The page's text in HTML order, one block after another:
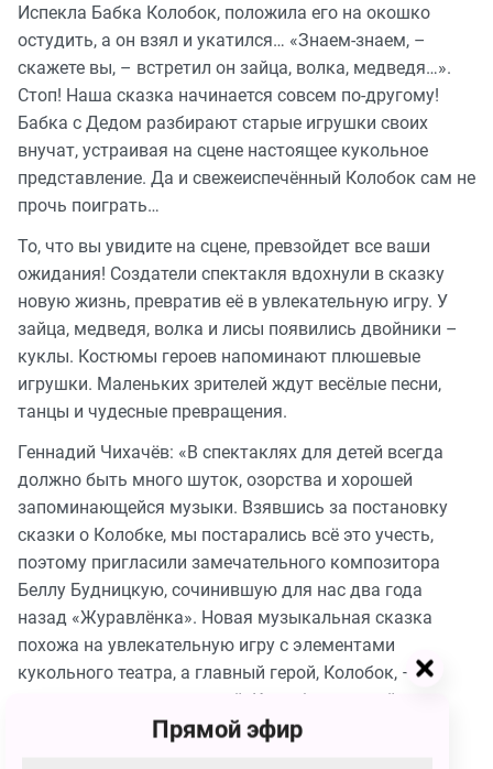
Испекла Бабка Колобок, положила его на окошко
остудить, а он взял и укатился… «Знаем-знаем, –
скажете вы, – встретил он зайца, волка, медведя…».
Стоп! Наша сказка начинается совсем по-другому!
Бабка с Дедом разбирают старые игрушки своих
внучат, устраивая на сцене настоящее кукольное
представление. Да и свежеиспечённый Колобок сам не
прочь поиграть…
То, что вы увидите на сцене, превзойдет все ваши
ожидания! Создатели спектакля вдохнули в сказку
новую жизнь, превратив её в увлекательную игру. У
зайца, медведя, волка и лисы появились двойники –
куклы. Костюмы героев напоминают плюшевые
игрушки. Маленьких зрителей ждут весёлые песни,
танцы и чудесные превращения.
Геннадий Чихачёв: «В спектаклях для детей всегда
должно быть много шуток, озорства и хорошей
запоминающейся музыки. Взявшись за постановку
сказки о Колобке, мы постарались всё это учесть,
поэтому пригласили замечательного композитора
Беллу Будницкую, сочинившую для нас два года
назад «Журавлёнка». Новая музыкальная сказка
похожа на увлекательную игру с элементами
кукольного театра, а главный герой, Колобок, – на
наших маленьких зрителей. Как обаятельный и
непоседливый ребенок, он шалит, разбрасывает
Прямой эфир